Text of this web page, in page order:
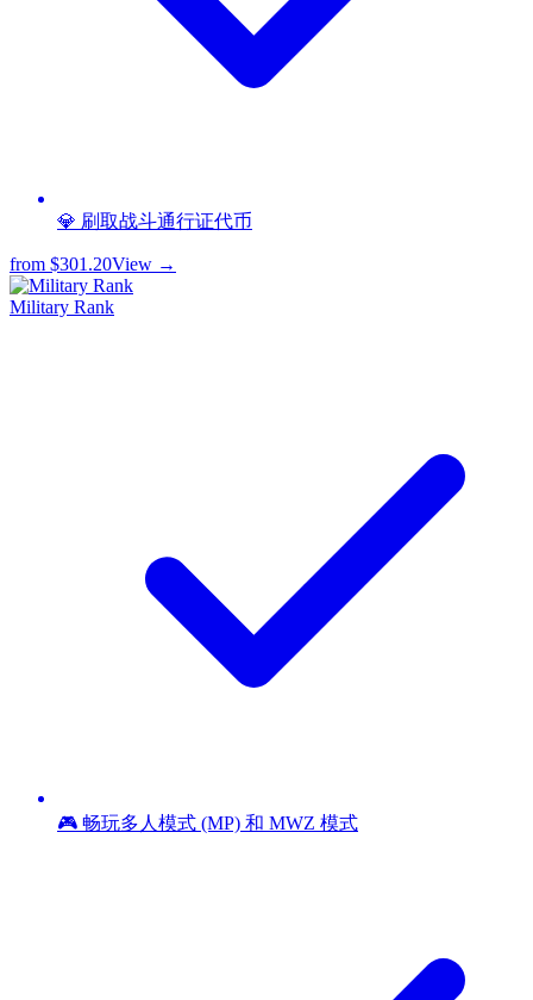
💎 刷取战斗通行证代币
from $301.20View →
Military Rank
🎮 畅玩多人模式 (MP) 和 MWZ 模式